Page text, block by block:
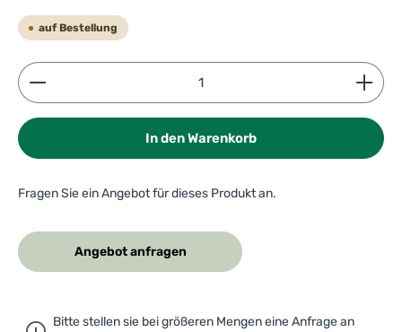
auf Bestellung
Produkt Anzahl: Gib den gewünschten Wert ein
In den Warenkorb
Fragen Sie ein Angebot für dieses Produkt an.
Angebot anfragen
Bitte stellen sie bei größeren Mengen eine Anfrage an